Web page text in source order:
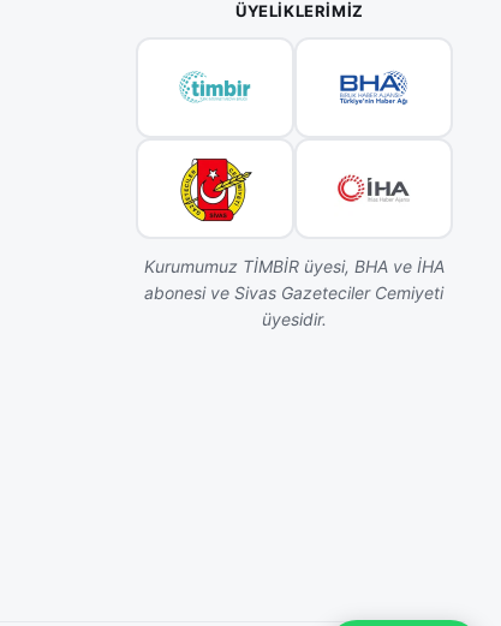
ÜYELIKLERIMIZ
Kurumumuz TİMBİR üyesi, BHA ve İHA
abonesi ve Sivas Gazeteciler Cemiyeti
üyesidir.